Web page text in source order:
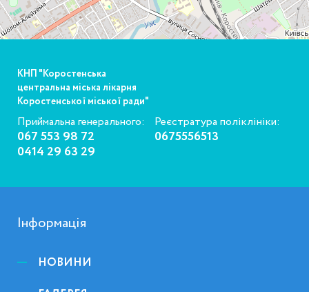
КНП "Коростенська
центральна міська лікарня
Коростенської міської ради"
Приймальна генерального:
067 553 98 72
0414 29 63 29
Реєстратура поліклініки:
0675556513
Інформація
НОВИНИ